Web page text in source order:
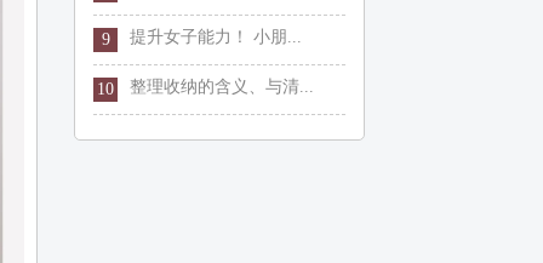
9 提升女子能力！ 小朋...
10 整理收纳的含义、与清...